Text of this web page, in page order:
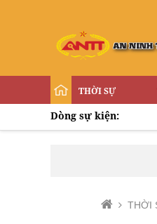
THỜI SỰ
Dòng sự kiện:
THỜI